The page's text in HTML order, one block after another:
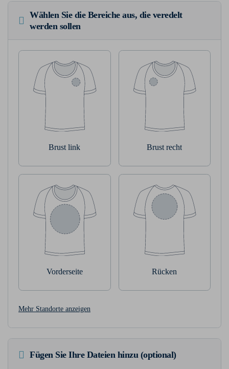
Wählen Sie die Bereiche aus, die veredelt
werden sollen
Brust link Brust recht
Vorderseite Rücken
Mehr Standorte anzeigen
Fügen Sie Ihre Dateien hinzu (optional)